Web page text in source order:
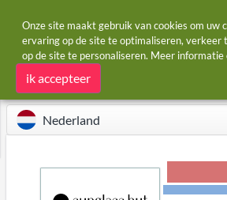
Startpagina Winkels Sunglass Hut
Sunglass Hut cashback
Nederland
Onze site maakt gebruik van cookies om uw
ervaring op de site te optimaliseren, verkeer
op de site te personaliseren. Meer informatie
ik accepteer